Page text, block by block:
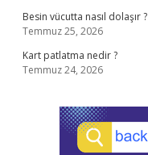
Besin vücutta nasıl dolaşır ?
Temmuz 25, 2026
Kart patlatma nedir ?
Temmuz 24, 2026